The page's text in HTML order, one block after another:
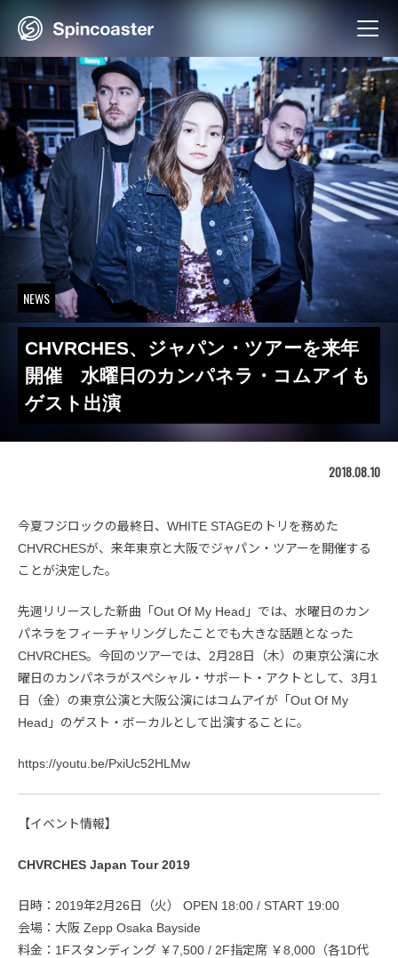
NEWS
CHVRCHES、ジャパン・ツアーを来年
開催 水曜日のカンパネラ・コムアイも
ゲスト出演
2018.08.10
今夏フジロックの最終日、WHITE STAGEのトリを務めた
CHVRCHESが、来年東京と大阪でジャパン・ツアーを開催する
ことが決定した。
先週リリースした新曲「Out Of My Head」では、水曜日のカン
パネラをフィーチャリングしたことでも大きな話題となった
CHVRCHES。今回のツアーでは、2月28日（木）の東京公演に水
曜日のカンパネラがスペシャル・サポート・アクトとして、3月1
日（金）の東京公演と大阪公演にはコムアイが「Out Of My
Head」のゲスト・ボーカルとして出演することに。
https://youtu.be/PxiUc52HLMw
【イベント情報】
CHVRCHES Japan Tour 2019
日時：2019年2月26日（火） OPEN 18:00 / START 19:00
会場：大阪 Zepp Osaka Bayside
料金：1Fスタンディング ￥7,500 / 2F指定席 ￥8,000（各1D代